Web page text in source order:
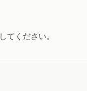
してください。